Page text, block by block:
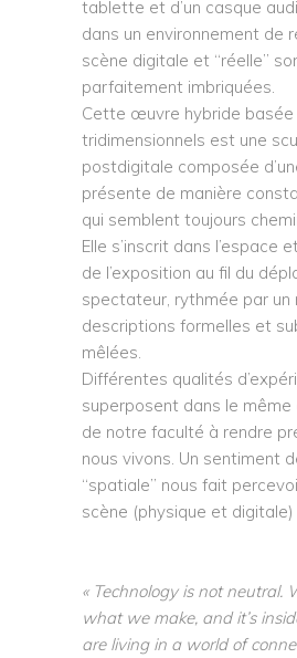
tablette et d’un casque
dans un environnement de
scène digitale et “réelle”
parfaitement imbriquées.
Cette œuvre hybride basée
tridimensionnels est une
postdigitale composée
présente de manière
qui semblent toujours
Elle s’inscrit dans l’espace
de l’exposition au fil du
spectateur, rythmée par un
descriptions formelles et
mêlées.
Différentes qualités
superposent dans le même
de notre faculté à rendre
nous vivons. Un sentiment
“spatiale” nous fait
scène (physique et digitale)
« Technology is not neutral.
what we make, and it’s
are living in a world of